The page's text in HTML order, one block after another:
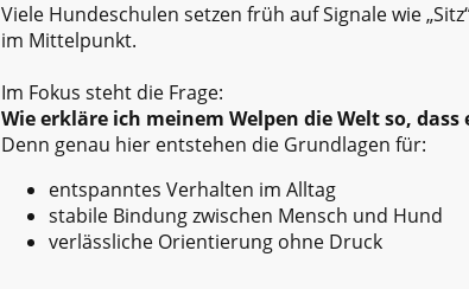
Viele Hundeschulen setzen früh auf Signale wie
im Mittelpunkt.
Im Fokus steht die Frage:
Wie erkläre ich meinem Welpen die Welt so,
Denn genau hier entstehen die Grundlagen für:
entspanntes Verhalten im Alltag
stabile Bindung zwischen Mensch und Hund
verlässliche Orientierung ohne Druck